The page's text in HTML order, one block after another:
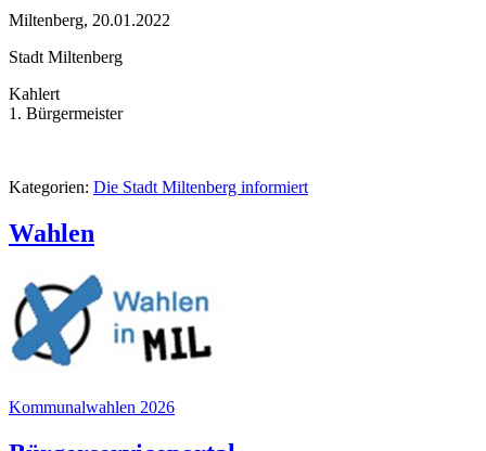
Miltenberg, 20.01.2022
Stadt Miltenberg
Kahlert
1. Bürgermeister
Kategorien: Die Stadt Miltenberg informiert
Wahlen
Kommunalwahlen 2026